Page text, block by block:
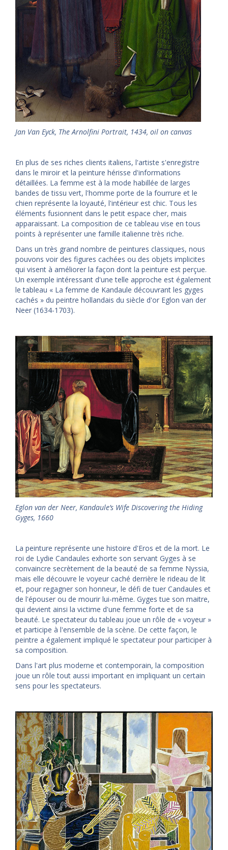
Jan Van Eyck, The Arnolfini Portrait, 1434, oil on canvas
En plus de ses riches clients italiens, l'artiste s'enregistre
dans le miroir et la peinture hérisse d'informations
détaillées. La femme est à la mode habillée de larges
bandes de tissu vert, l'homme porte de la fourrure et le
chien représente la loyauté, l'intérieur est chic. Tous les
éléments fusionnent dans le petit espace cher, mais
apparaissant. La composition de ce tableau vise en tous
points à représenter une famille italienne très riche.
Dans un très grand nombre de peintures classiques, nous
pouvons voir des figures cachées ou des objets implicites
qui visent à améliorer la façon dont la peinture est perçue.
Un exemple intéressant d'une telle approche est également
le tableau « La femme de Kandaule découvrant les gyges
cachés » du peintre hollandais du siècle d'or Eglon van der
Neer (1634-1703).
Eglon van der Neer, Kandaule’s Wife Discovering the Hiding
Gyges, 1660
La peinture représente une histoire d'Eros et de la mort. Le
roi de Lydie Candaules exhorte son servant Gyges à se
convaincre secrètement de la beauté de sa femme Nyssia,
mais elle découvre le voyeur caché derrière le rideau de lit
et, pour regagner son honneur, le défi de tuer Candaules et
de l'épouser ou de mourir lui-même. Gyges tue son maitre,
qui devient ainsi la victime d'une femme forte et de sa
beauté. Le spectateur du tableau joue un rôle de « voyeur »
et participe à l'ensemble de la scène. De cette façon, le
peintre a également impliqué le spectateur pour participer à
sa composition.
Dans l'art plus moderne et contemporain, la composition
joue un rôle tout aussi important en impliquant un certain
sens pour les spectateurs.